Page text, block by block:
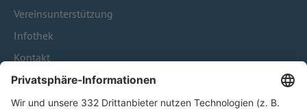
Vereinsunterstützung
Infothek
Kontakt
HÄUFIG BESUCHTE SEITEN